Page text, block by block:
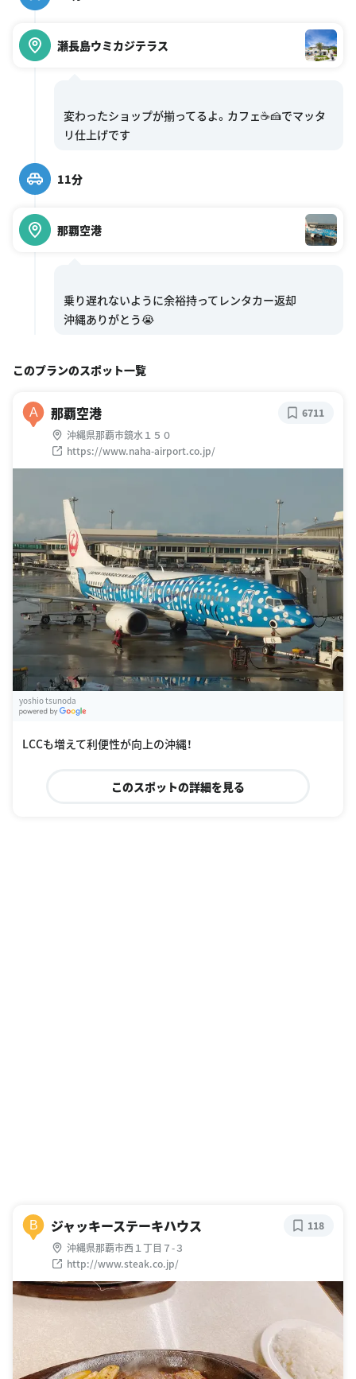
瀬長島ウミカジテラス
変わったショップが揃ってるよ。カフェ☕️🍰でマッタ
11分
那覇空港
乗り遅れないように余裕持ってレンタカー返却
このプランのスポット一覧
A 那覇空港
沖縄県那覇市鏡水１５０
https://www.naha-airport.co.jp/
6711
yoshio tsunoda
LCCも増えて利便性が向上の沖縄！
このスポットの詳細を見る
B ジャッキーステーキハウス
沖縄県那覇市西１丁目７-３
http://www.steak.co.jp/
118